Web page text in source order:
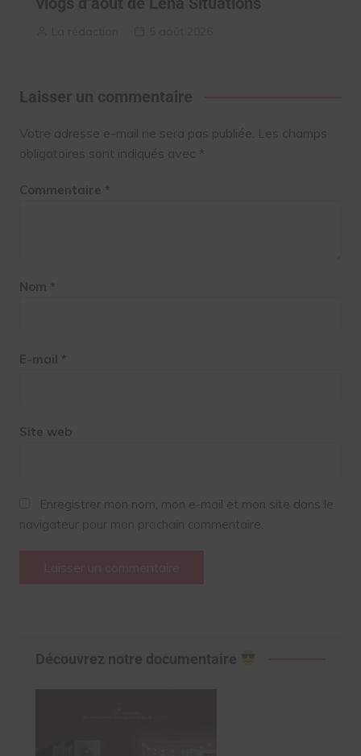
Laisser un commentaire
Votre adresse e-mail ne sera pas publiée. Les champs
obligatoires sont indiqués avec *
Commentaire *
Nom *
E-mail *
Site web
Enregistrer mon nom, mon e-mail et mon site dans le
navigateur pour mon prochain commentaire.
Découvrez notre documentaire